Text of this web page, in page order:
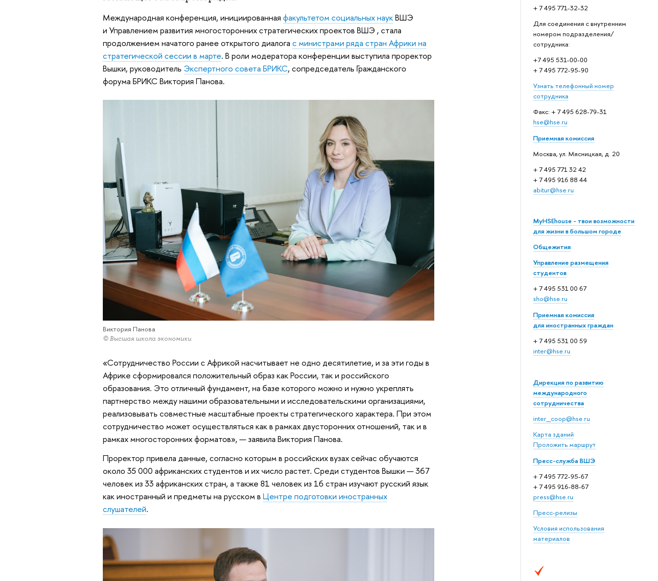
+ 7 495 771-32-32
Для соединения с внутренним
номером подразделения/
сотрудника:
+7 495 531-00-00
+ 7 495 772-95-90
Узнать телефонный номер
сотрудника
Факс: + 7 495 628-79-31
hse@hse.ru
Приемная комиссия
Москва, ул. Мясницкая, д. 20
+ 7 495 771 32 42
+ 7 495 916 88 44
abitur@hse.ru
MyHSEhouse - твои возможности
для жизни в большом городе
Общежития
Управление размещения
студентов
+ 7 495 531 00 67
sho@hse.ru
Приемная комиссия
для иностранных граждан
+ 7 495 531 00 59
inter@hse.ru
Дирекция по развитию
международного
сотрудничества
inter_coop@hse.ru
Карта зданий
Проложить маршрут
Пресс-служба ВШЭ
+ 7 495 772-95-67
+ 7 495 916-88-67
press@hse.ru
Пресс-релизы
Условия использования
материалов
Международная конференция, инициированная факультетом социальных наукВШЭ
и Управлением развития многосторонних стратегических проектов ВШЭ , стала
продолжением начатого ранее открытого диалога с министрами ряда стран Африки на
стратегической сессии в марте. В роли модератора конференции выступила проректор
Вышки, руководитель Экспертного совета БРИКС, сопредседатель Гражданского
форума БРИКС Виктория Панова.
Виктория Панова
© Высшая школа экономики
«Сотрудничество России с Африкой насчитывает не одно десятилетие, и за эти годы в
Африке сформировался положительный образ как России, так и российского
образования. Это отличный фундамент, на базе которого можно и нужно укреплять
партнерство между нашими образовательными и исследовательскими организациями,
реализовывать совместные масштабные проекты стратегического характера. При этом
сотрудничество может осуществляться как в рамках двусторонних отношений, так и в
рамках многосторонних форматов», — заявила Виктория Панова.
Проректор привела данные, согласно которым в российских вузах сейчас обучаются
около 35 000 африканских студентов и их число растет. Среди студентов Вышки — 367
человек из 33 африканских стран, а также 81 человек из 16 стран изучают русский язык
как иностранный и предметы на русском в Центре подготовки иностранных
слушателей.